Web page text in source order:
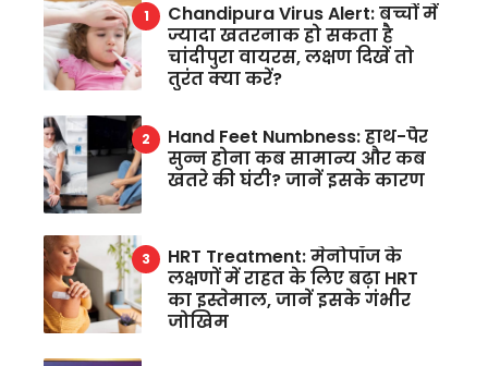
Chandipura Virus Alert: बच्चों में
ज्यादा खतरनाक हो सकता है
चांदीपुरा वायरस, लक्षण दिखें तो
तुरंत क्या करें?
Hand Feet Numbness: हाथ-पैर
सुन्न होना कब सामान्य और कब
खतरे की घंटी? जानें इसके कारण
HRT Treatment: मेनोपॉज के
लक्षणों में राहत के लिए बढ़ा HRT
का इस्तेमाल, जानें इसके गंभीर
जोखिम